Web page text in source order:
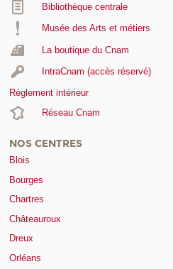
Bibliothèque centrale
Musée des Arts et métiers
La boutique du Cnam
IntraCnam (accès réservé)
Règlement intérieur
Réseau Cnam
NOS CENTRES
Blois
Bourges
Chartres
Châteauroux
Dreux
Orléans